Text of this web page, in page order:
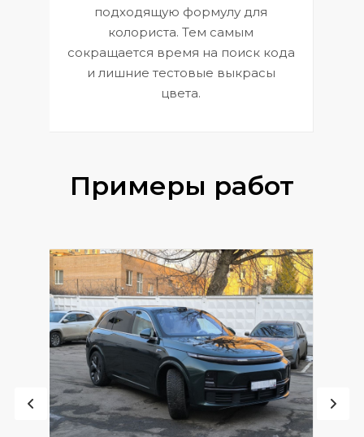
подходящую формулу для
колориста. Тем самым
сокращается время на поиск кода
и лишние тестовые выкрасы
цвета.
Примеры работ